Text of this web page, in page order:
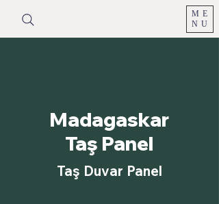
ME
NU
Madagaskar
Taş Panel
Taş Duvar Panel